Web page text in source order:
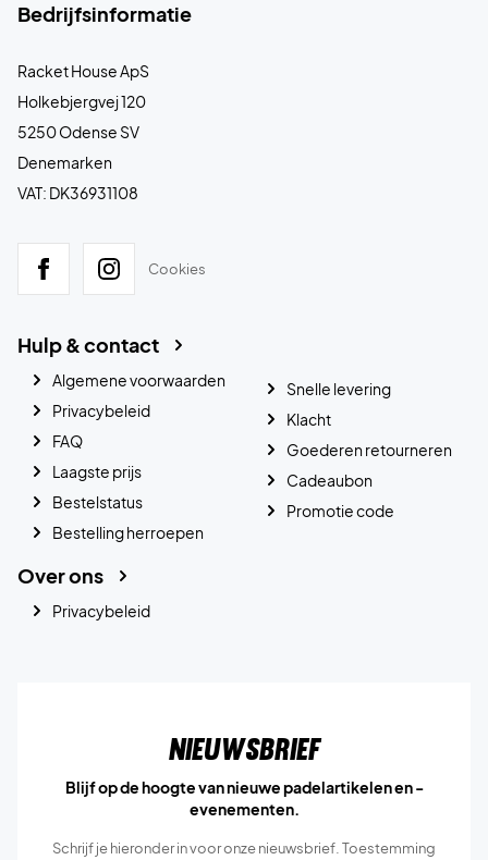
Bedrijfsinformatie
Racket House ApS
Holkebjergvej 120
5250 Odense SV
Denemarken
VAT: DK36931108
Cookies
Hulp & contact
Algemene voorwaarden
Privacybeleid
FAQ
Laagste prijs
Bestelstatus
Bestelling herroepen
Snelle levering
Klacht
Goederen retourneren
Cadeaubon
Promotie code
Over ons
Privacybeleid
Nieuwsbrief
Blijf op de hoogte van nieuwe padelartikelen en -
evenementen.
Schrijf je hieronder in voor onze nieuwsbrief. Toestemming